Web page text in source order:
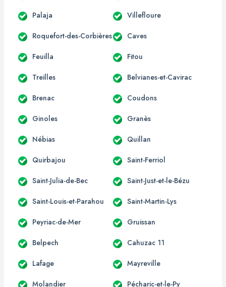
Palaja Villefloure
Roquefort-des-Corbières Caves
Feuilla Fitou
Treilles Belvianes-et-Cavirac
Brenac Coudons
Ginoles Granès
Nébias Quillan
Quirbajou Saint-Ferriol
Saint-Julia-de-Bec Saint-Just-et-le-Bézu
Saint-Louis-et-Parahou Saint-Martin-Lys
Peyriac-de-Mer Gruissan
Belpech Cahuzac 11
Lafage Mayreville
Molandier Pécharic-et-le-Py